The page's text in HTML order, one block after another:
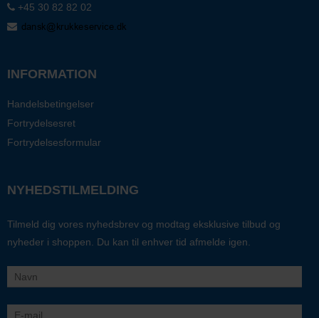
+45 30 82 82 02
INFORMATION
Handelsbetingelser
Fortrydelsesret
Fortrydelsesformular
NYHEDSTILMELDING
Tilmeld dig vores nyhedsbrev og modtag eksklusive tilbud og
nyheder i shoppen. Du kan til enhver tid afmelde igen.